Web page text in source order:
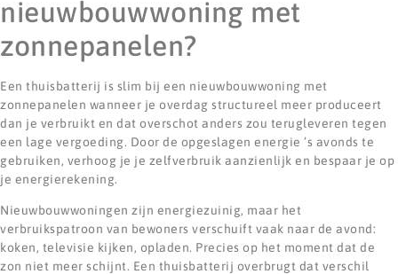
nieuwbouwwoning met
zonnepanelen?
Een thuisbatterij is slim bij een nieuwbouwwoning met
zonnepanelen wanneer je overdag structureel meer produceert
dan je verbruikt en dat overschot anders zou terugleveren tegen
een lage vergoeding. Door de opgeslagen energie ’s avonds te
gebruiken, verhoog je je zelfverbruik aanzienlijk en bespaar je op
je energierekening.
Nieuwbouwwoningen zijn energiezuinig, maar het
verbruikspatroon van bewoners verschuift vaak naar de avond:
koken, televisie kijken, opladen. Precies op het moment dat de
zon niet meer schijnt. Een thuisbatterij overbrugt dat verschil